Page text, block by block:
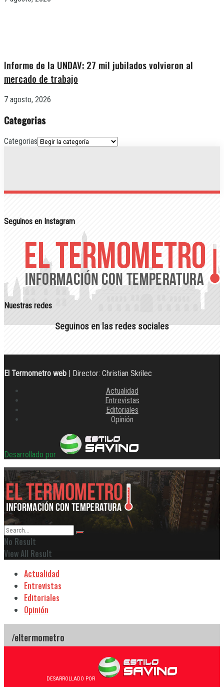
Informe de la UNDAV: 27 mil jubilados volvieron al
mercado de trabajo
7 agosto, 2026
Categorias
Categorias
Seguinos en Instagram
Nuestras redes
Seguinos en las redes sociales
El Termometro web | Director: Christian Skrilec
Actualidad
Entrevistas
Editoriales
Opinión
Desarrollado por
No Result
View All Result
Actualidad
Entrevistas
Editoriales
Opinión
DESARROLLADO POR